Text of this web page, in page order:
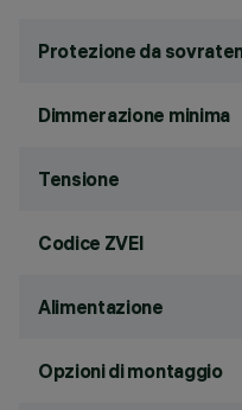
Protezione da
Dimmerazione minima
Tensione
Codice ZVEI
Alimentazione
Opzioni di montaggio